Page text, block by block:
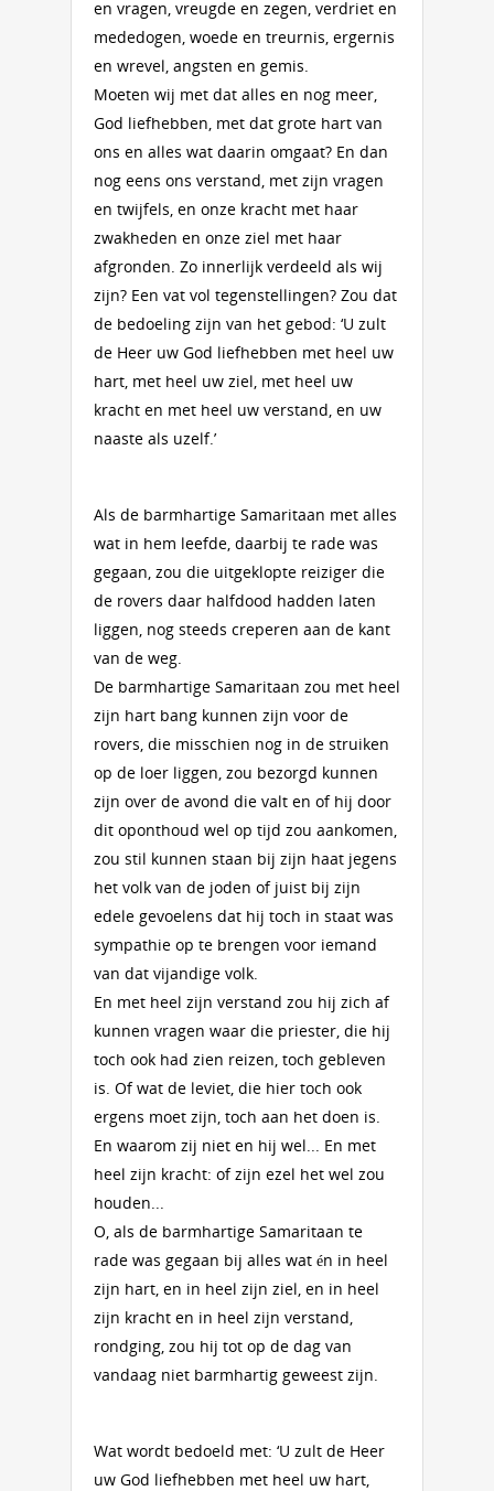
en vragen, vreugde en zegen, verdriet en
mededogen, woede en treurnis, ergernis
en wrevel, angsten en gemis.
Moeten wij met dat alles en nog meer,
God liefhebben, met dat grote hart van
ons en alles wat daarin omgaat? En dan
nog eens ons verstand, met zijn vragen
en twijfels, en onze kracht met haar
zwakheden en onze ziel met haar
afgronden. Zo innerlijk verdeeld als wij
zijn? Een vat vol tegenstellingen? Zou dat
de bedoeling zijn van het gebod: ‘U zult
de Heer uw God liefhebben met heel uw
hart, met heel uw ziel, met heel uw
kracht en met heel uw verstand, en uw
naaste als uzelf.’
Als de barmhartige Samaritaan met alles
wat in hem leefde, daarbij te rade was
gegaan, zou die uitgeklopte reiziger die
de rovers daar halfdood hadden laten
liggen, nog steeds creperen aan de kant
van de weg.
De barmhartige Samaritaan zou met heel
zijn hart bang kunnen zijn voor de
rovers, die misschien nog in de struiken
op de loer liggen, zou bezorgd kunnen
zijn over de avond die valt en of hij door
dit oponthoud wel op tijd zou aankomen,
zou stil kunnen staan bij zijn haat jegens
het volk van de joden of juist bij zijn
edele gevoelens dat hij toch in staat was
sympathie op te brengen voor iemand
van dat vijandige volk.
En met heel zijn verstand zou hij zich af
kunnen vragen waar die priester, die hij
toch ook had zien reizen, toch gebleven
is. Of wat de leviet, die hier toch ook
ergens moet zijn, toch aan het doen is.
En waarom zij niet en hij wel... En met
heel zijn kracht: of zijn ezel het wel zou
houden...
O, als de barmhartige Samaritaan te
rade was gegaan bij alles wat én in heel
zijn hart, en in heel zijn ziel, en in heel
zijn kracht en in heel zijn verstand,
rondging, zou hij tot op de dag van
vandaag niet barmhartig geweest zijn.
Wat wordt bedoeld met: ‘U zult de Heer
uw God liefhebben met heel uw hart,